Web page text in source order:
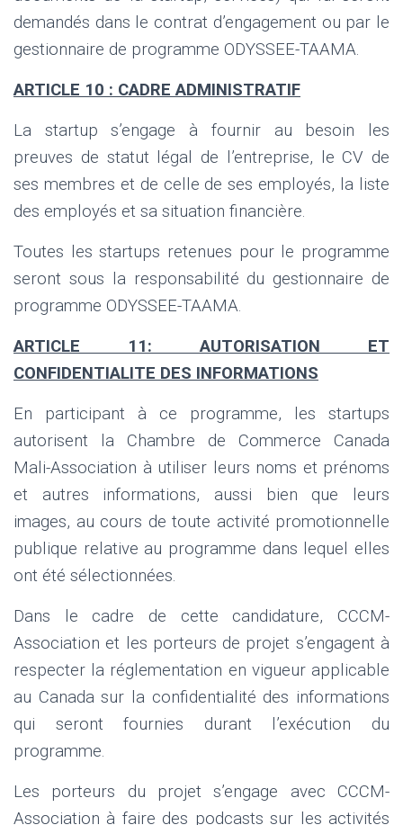
demandés dans le contrat d’engagement ou par le
gestionnaire de programme ODYSSEE-TAAMA.
ARTICLE 10 : CADRE ADMINISTRATIF
La startup s’engage à fournir au besoin les
preuves de statut légal de l’entreprise, le CV de
ses membres et de celle de ses employés, la liste
des employés et sa situation financière.
Toutes les startups retenues pour le programme
seront sous la responsabilité du gestionnaire de
programme ODYSSEE-TAAMA.
ARTICLE 11: AUTORISATION ET
CONFIDENTIALITE DES INFORMATIONS
En participant à ce programme, les startups
autorisent la Chambre de Commerce Canada
Mali-Association à utiliser leurs noms et prénoms
et autres informations, aussi bien que leurs
images, au cours de toute activité promotionnelle
publique relative au programme dans lequel elles
ont été sélectionnées.
Dans le cadre de cette candidature, CCCM-
Association et les porteurs de projet s’engagent à
respecter la réglementation en vigueur applicable
au Canada sur la confidentialité des informations
qui seront fournies durant l’exécution du
programme.
Les porteurs du projet s’engage avec CCCM-
Association à faire des podcasts sur les activités